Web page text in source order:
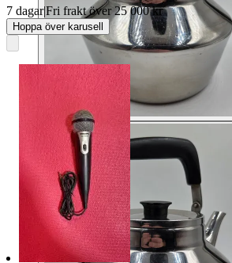
7 dagar|Fri frakt över 25 000 kr
Hoppa över karusell